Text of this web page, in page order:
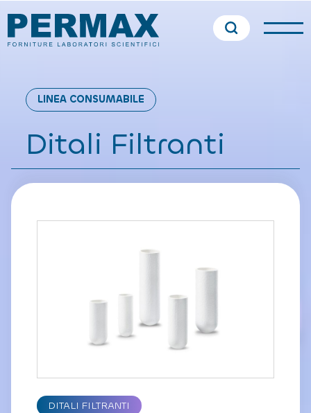
LINEA CONSUMABILE
Ditali Filtranti
DITALI FILTRANTI